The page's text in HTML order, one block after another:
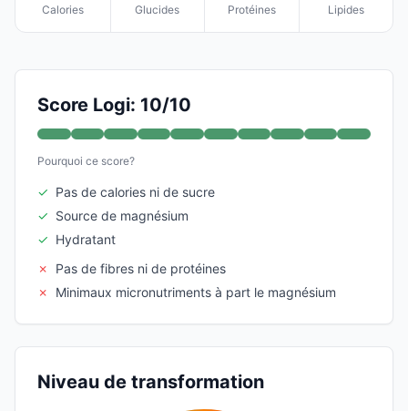
Calories Glucides Protéines Lipides
Score Logi: 10/10
Pourquoi ce score?
✓ Pas de calories ni de sucre
✓ Source de magnésium
✓ Hydratant
✗
Pas de fibres ni de protéines
✗
Minimaux micronutriments à part le magnésium
Niveau de transformation